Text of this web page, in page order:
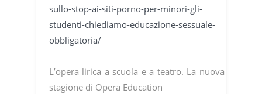
sullo-stop-ai-siti-porno-per-minori-gli-
studenti-chiediamo-educazione-sessuale-
obbligatoria/
L’opera lirica a scuola e a teatro. La nuova
stagione di Opera Education